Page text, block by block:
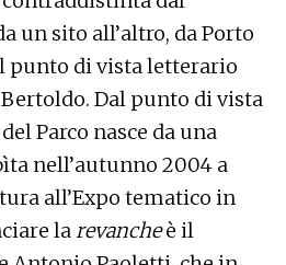
un sito all’altro, da Porto
punto di vista letterario
Dal punto di vista
Parco nasce da una
nell’autunno 2004 a
all’Expo tematico in
larevancheè il